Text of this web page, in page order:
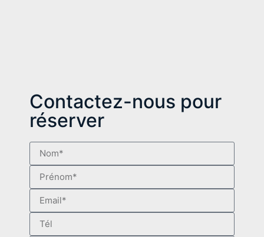
Contactez-nous pour
réserver